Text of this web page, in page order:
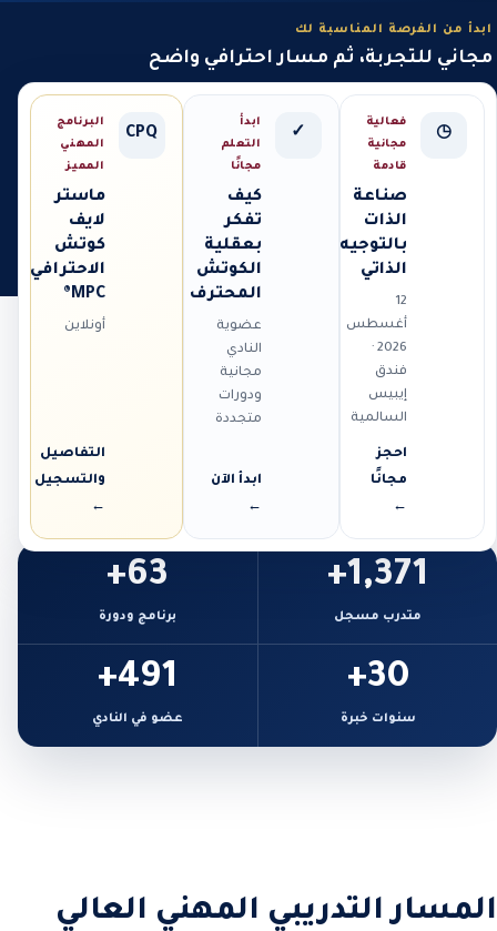
ابدأ من الفرصة المناسبة لك
مجاني للتجربة، ثم مسار احترافي واضح
◷
فعالية
مجانية
قادمة
صناعة
الذات
بالتوجيه
الذاتي
12
أغسطس
2026 ·
فندق
إيبيس
السالمية
احجز
مجانًا
←
✓
ابدأ
التعلم
مجانًا
كيف
تفكر
بعقلية
الكوتش
المحترف
عضوية
النادي
مجانية
ودورات
متجددة
ابدأ الآن
←
CPQ
البرنامج
المهني
المميز
ماستر
لايف
كوتش
الاحترافي
MPC®
أونلاين
التفاصيل
والتسجيل
←
1,371+
متدرب مسجل
63+
برنامج ودورة
30+
سنوات خبرة
491+
عضو في النادي
المسار التدريبي المهني العالي